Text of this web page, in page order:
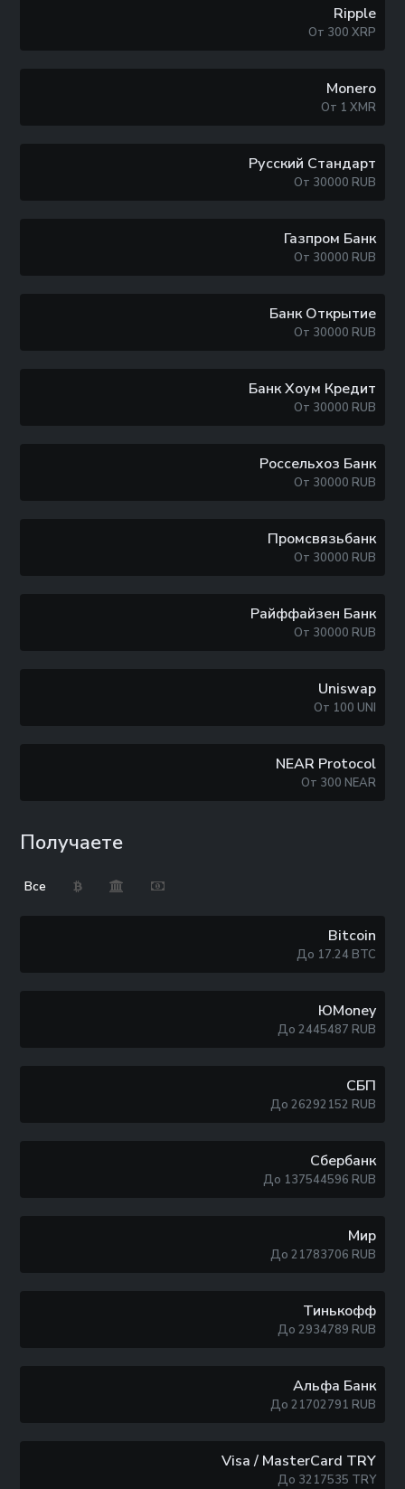
Ripple
От 300 XRP
Monero
От 1 XMR
Русский Стандарт
От 30000 RUB
Газпром Банк
От 30000 RUB
Банк Открытие
От 30000 RUB
Банк Хоум Кредит
От 30000 RUB
Россельхоз Банк
От 30000 RUB
Промсвязьбанк
От 30000 RUB
Райффайзен Банк
От 30000 RUB
Uniswap
От 100 UNI
NEAR Protocol
От 300 NEAR
Получаете
Все
Bitcoin
До 17.24BTC
ЮMoney
До 2445487 RUB
СБП
До 26292152 RUB
Сбербанк
До 137544596 RUB
Мир
До 21783706 RUB
Тинькофф
До 2934789 RUB
Альфа Банк
До 21702791 RUB
Visa / MasterCard TRY
До 3217535 TRY